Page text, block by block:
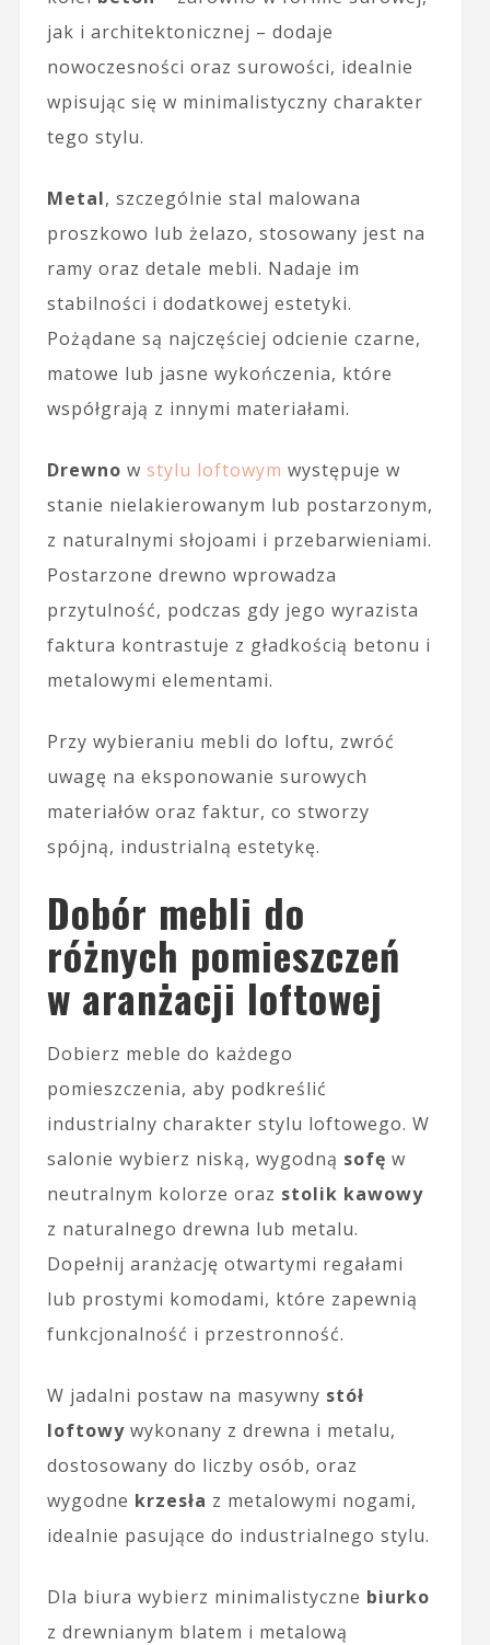
jak i architektonicznej – dodaje
nowoczesności oraz surowości, idealnie
wpisując się w minimalistyczny charakter
tego stylu.
Metal, szczególnie stal malowana
proszkowo lub żelazo, stosowany jest na
ramy oraz detale mebli. Nadaje im
stabilności i dodatkowej estetyki.
Pożądane są najczęściej odcienie czarne,
matowe lub jasne wykończenia, które
współgrają z innymi materiałami.
Drewno w stylu loftowym występuje w
stanie nielakierowanym lub postarzonym,
z naturalnymi słojoami i przebarwieniami.
Postarzone drewno wprowadza
przytulność, podczas gdy jego wyrazista
faktura kontrastuje z gładkością betonu i
metalowymi elementami.
Przy wybieraniu mebli do loftu, zwróć
uwagę na eksponowanie surowych
materiałów oraz faktur, co stworzy
spójną, industrialną estetykę.
Dobór mebli do
różnych pomieszczeń
w aranżacji loftowej
Dobierz meble do każdego
pomieszczenia, aby podkreślić
industrialny charakter stylu loftowego. W
salonie wybierz niską, wygodną sofę w
neutralnym kolorze oraz stolik kawowy
z naturalnego drewna lub metalu.
Dopełnij aranżację otwartymi regałami
lub prostymi komodami, które zapewnią
funkcjonalność i przestronność.
W jadalni postaw na masywny stół
loftowywykonany z drewna i metalu,
dostosowany do liczby osób, oraz
wygodne krzesła z metalowymi nogami,
idealnie pasujące do industrialnego stylu.
Dla biura wybierz minimalistyczne biurko
z drewnianym blatem i metalową